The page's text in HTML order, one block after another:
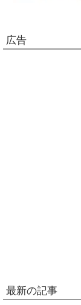
広告
最新の記事